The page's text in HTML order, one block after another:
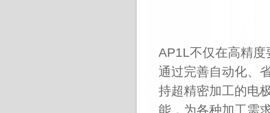
AP1L不仅在高精度
通过完善自动化、
持超精密加工的电
能，为各种加工需